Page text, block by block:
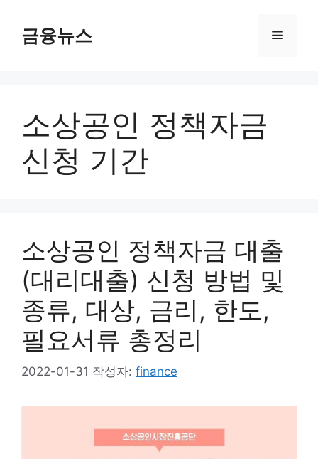
금융뉴스 메
소상공인 정책자금
신청 기간
소상공인 정책자금 대출
(대리대출) 신청 방법 및
종류, 대상, 금리, 한도,
필요서류 총정리
2022-01-31 작성자: finance